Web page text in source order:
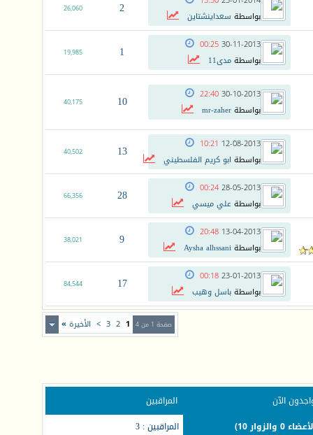
بواسطة سعداينشتاين 2
26,060
30-11-2013
00:25
بواسطةمدى11 1
19,985
30-10-2013
22:40
بواسطةmr-zaher
10
40,175
12-08-2013
10:21
بواسطة ابو كريم الفلسطيني 13
40,502
28-05-2013
00:24
بواسطةعلي ميسي 28
66,356
13-04-2013
20:48
بواسطةAysha alhssani
9
38,021
23-01-2013
00:18
بواسطةباسل وهيب 17
84,544
صفحة 1 من 4 1
2
3
> الأخيرة »
الآن
المراقبين
المراقبين : 3